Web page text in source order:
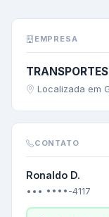
EMPRESA
TRANSPORTES
Localizada em
CONTATO
Ronaldo D.
••• ••••-4117